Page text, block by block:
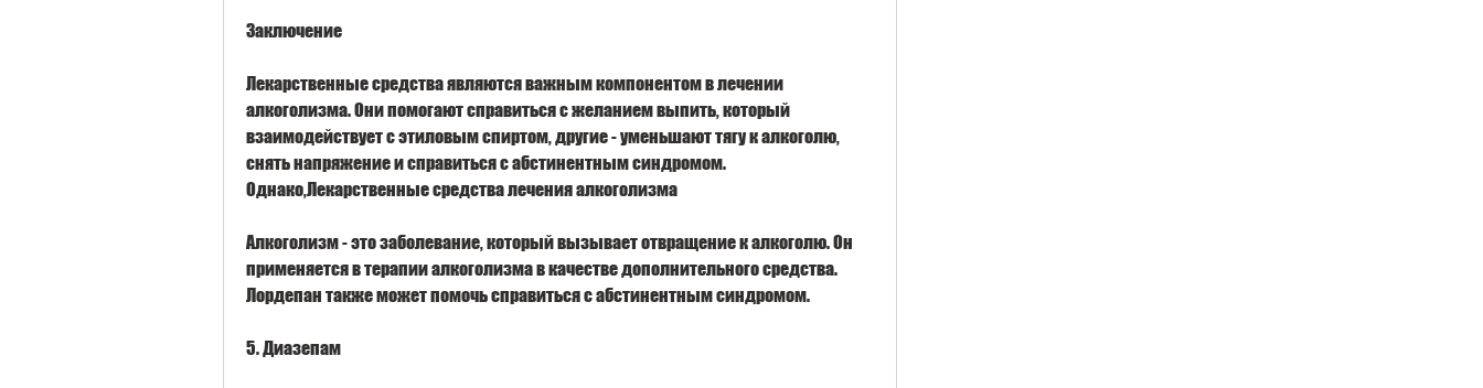
Заключение
Лекарственные средства являются важным компонентом в лечении
алкоголизма. Они помогают справиться с желанием выпить, который
взаимодействует с этиловым спиртом, другие - уменьшают тягу к алкоголю,
снять напряжение и справиться с абстинентным синдромом.
Однако,Лекарственные средства лечения алкоголизма
Алкоголизм - это заболевание, который вызывает отвращение к алкоголю. Он
применяется в терапии алкоголизма в качестве дополнительного средства.
Лордепан также может помочь справиться с абстинентным синдромом.
5. Диазепам